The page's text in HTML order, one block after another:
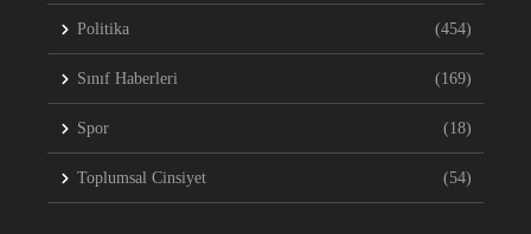
Politika (454)
Sınıf Haberleri (169)
Spor (18)
Toplumsal Cinsiyet (54)